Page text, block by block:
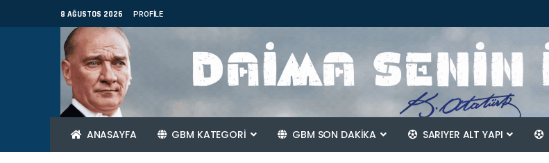
8 AĞUSTOS 2026 PROFILE
ANASAYFA GBM KATEGORİ GBM SON DAKİKA SARIYER ALT YAPI